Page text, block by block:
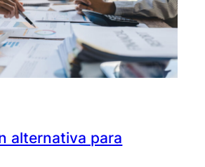
alternativa para